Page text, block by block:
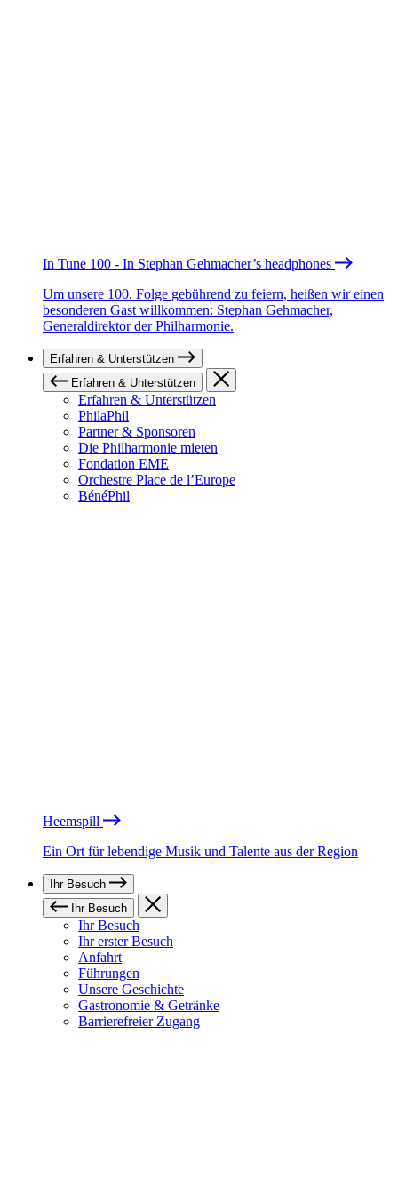
In Tune 100 - In Stephan Gehmacher’s headphones
Um unsere 100. Folge gebührend zu feiern, heißen wir einen
besonderen Gast willkommen: Stephan Gehmacher,
Generaldirektor der Philharmonie.
Erfahren & Unterstützen
Erfahren & Unterstützen
Erfahren & Unterstützen
PhilaPhil
Partner & Sponsoren
Die Philharmonie mieten
Fondation EME
Orchestre Place de l’Europe
BénéPhil
Heemspill
Ein Ort für lebendige Musik und Talente aus der Region
Ihr Besuch
Ihr Besuch
Ihr Besuch
Ihr erster Besuch
Anfahrt
Führungen
Unsere Geschichte
Gastronomie & Getränke
Barrierefreier Zugang